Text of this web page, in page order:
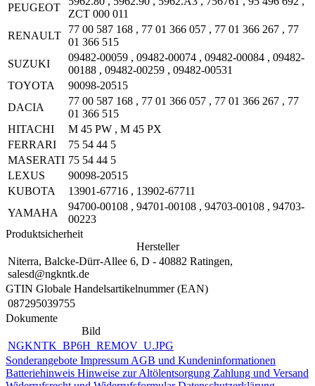
PEUGEOT
ZCT 000 011
RENAULT
77 00 587 168 , 77 01 366 057 , 77 01 366 267 , 77
01 366 515
SUZUKI
09482-00059 , 09482-00074 , 09482-00084 , 09482-
00188 , 09482-00259 , 09482-00531
TOYOTA
90098-20515
DACIA
77 00 587 168 , 77 01 366 057 , 77 01 366 267 , 77
01 366 515
HITACHI
M 45 PW , M 45 PX
FERRARI
75 54 44 5
MASERATI 75 54 44 5
LEXUS
90098-20515
KUBOTA
13901-67716 , 13902-67711
YAMAHA
94700-00108 , 94701-00108 , 94703-00108 , 94703-
00223
Produktsicherheit
Hersteller
Niterra, Balcke-Dürr-Allee 6, D - 40882 Ratingen,
salesd@ngkntk.de
GTIN Globale Handelsartikelnummer (EAN)
087295039755
Dokumente
Bild
NGKNTK_BP6H_REMOV_U.JPG
Sonderangebote Impressum AGB und Kundeninformationen
Batteriehinweis Hinweise zur Altölentsorgung Zahlung und Versand